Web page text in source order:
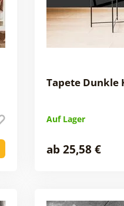
Tapete Dunkle
Auf Lager
ab 25,58 €